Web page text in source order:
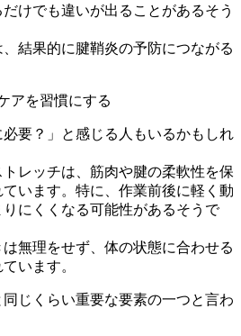
けでも違いが出ることがあるそう
結果的に腱鞘炎の予防につながる
アを習慣にする
必要？」と感じる人もいるかもしれ
レッチは、筋肉や腱の柔軟性を保
います。特に、作業前後に軽く動
にくくなる可能性があるそうで
無理をせず、体の状態に合わせる
います。
じくらい重要な要素の一つと言わ